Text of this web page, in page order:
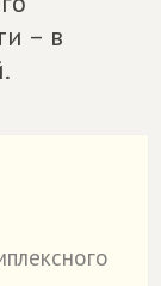
– в